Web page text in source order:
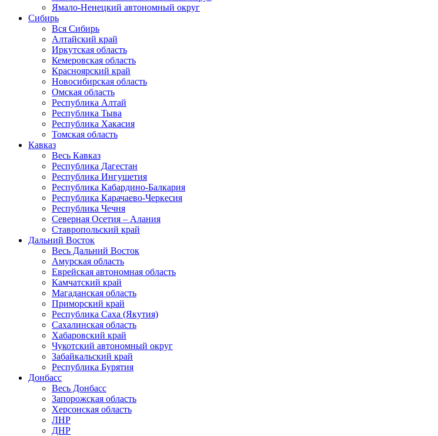
Ямало-Ненецкий автономный округ
Сибирь
Вся Сибирь
Алтайский край
Иркутская область
Кемеровская область
Красноярский край
Новосибирская область
Омская область
Республика Алтай
Республика Тыва
Республика Хакасия
Томская область
Кавказ
Весь Кавказ
Республика Дагестан
Республика Ингушетия
Республика Кабардино-Балкария
Республика Карачаево-Черкесия
Республика Чечня
Северная Осетия – Алания
Ставропольский край
Дальний Восток
Весь Дальний Восток
Амурская область
Еврейская автономная область
Камчатский край
Магаданская область
Приморский край
Республика Саха (Якутия)
Сахалинская область
Хабаровский край
Чукотский автономный округ
Забайкальский край
Республика Бурятия
Донбасс
Весь Донбасс
Запорожская область
Херсонская область
ЛНР
ДНР